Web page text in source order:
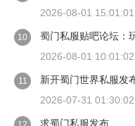
2026-08-01 15:01:01
10
蜀门私服贴吧论坛：
2026-08-01 10:01:02
11
新开蜀门世界私服发
2026-07-31 01:30:02
求蜀门私服发布